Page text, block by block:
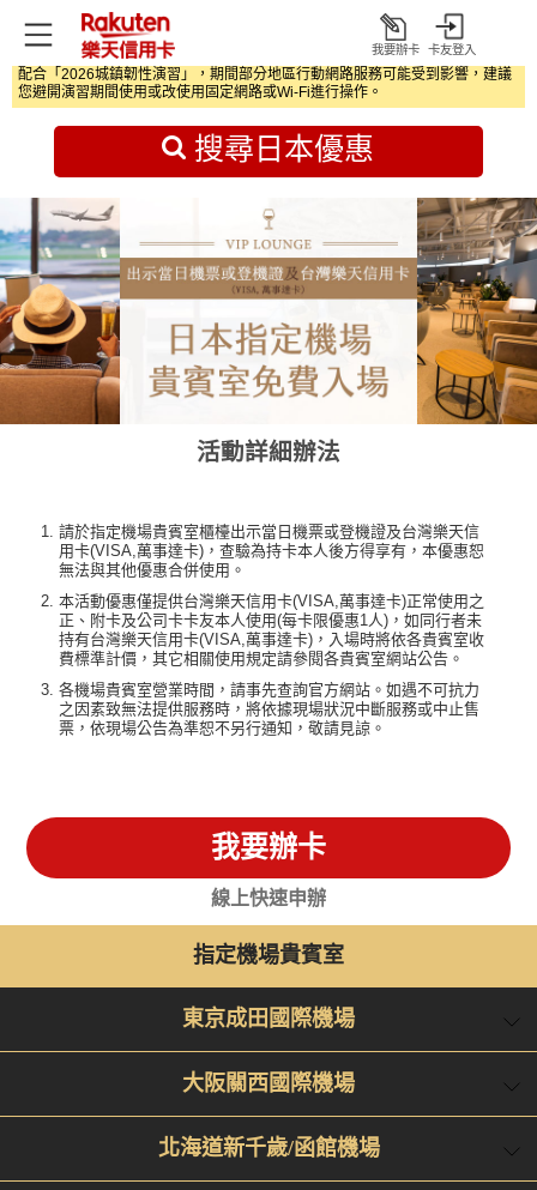
打
開
我要辦卡 卡友登入
配合「2026城鎮韌性演習」，期間部分地區行動網路服務可能受到影響，建議
您避開演習期間使用或改使用固定網路或Wi‑Fi進行操作。
首頁 日本旅遊優惠
搜尋日本優惠
活動詳細辦法
請於指定機場貴賓室櫃檯出示當日機票或登機證及台灣樂天信
用卡(VISA,萬事達卡)，查驗為持卡本人後方得享有，本優惠恕
無法與其他優惠合併使用。
本活動優惠僅提供台灣樂天信用卡(VISA,萬事達卡)正常使用之
正、附卡及公司卡卡友本人使用(每卡限優惠1人)，如同行者未
持有台灣樂天信用卡(VISA,萬事達卡)，入場時將依各貴賓室收
費標準計價，其它相關使用規定請參閱各貴賓室網站公告。
各機場貴賓室營業時間，請事先查詢官方網站。如遇不可抗力
之因素致無法提供服務時，將依據現場狀況中斷服務或中止售
票，依現場公告為準恕不另行通知，敬請見諒。
我要辦卡
線上快速申辦
指定機場貴賓室
東京成田國際機場
大阪關西國際機場
北海道新千歲/函館機場